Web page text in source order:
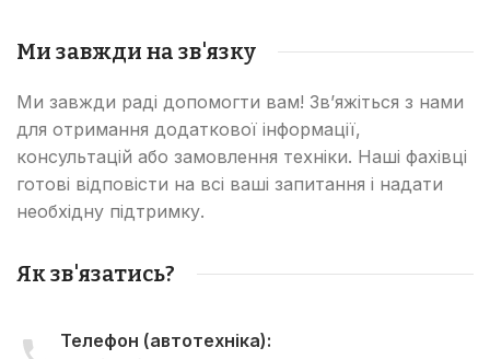
Ми завжди на зв'язку
Ми завжди раді допомогти вам! Зв’яжіться з нами
для отримання додаткової інформації,
консультацій або замовлення техніки. Наші фахівці
готові відповісти на всі ваші запитання і надати
необхідну підтримку.
Як зв'язатись?
Телефон (автотехніка):